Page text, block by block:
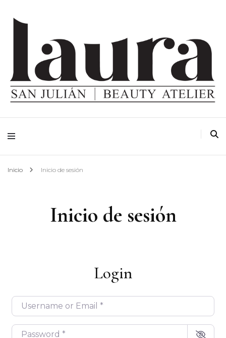
Inicio Inicio de sesión
Inicio de sesión
Login
Username or Email*
Password*